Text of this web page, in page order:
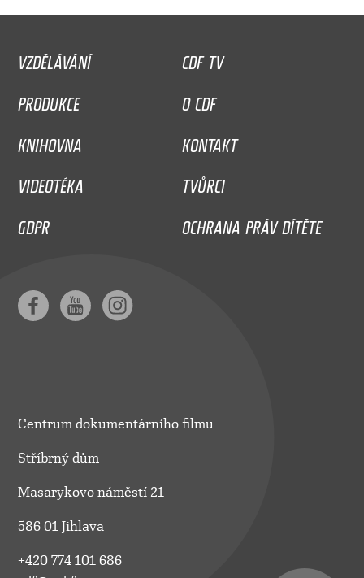
VZDĚLÁVÁNÍ
CDF TV
PRODUKCE
O CDF
KNIHOVNA
KONTAKT
VIDEOTÉKA
TVŮRCI
GDPR
OCHRANA PRÁV DÍTĚTE
Centrum dokumentárního filmu
Stříbrný dům
Masarykovo náměstí 21
586 01 Jihlava
+420 774 101 686